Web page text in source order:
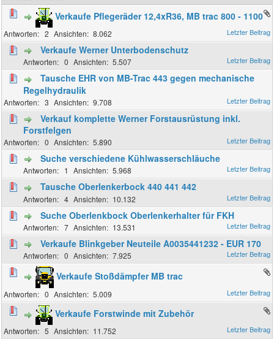
Verkaufe Pflegeräder 12,4xR36, MB trac 800 - 1100
2 8.062
Verkaufe Werner Unterbodenschutz
0 5.507
Tausche EHR von MB-Trac 443 gegen mechanische
Regelhydraulik
3 9.708
Verkauf komplette Werner Forstausrüstung inkl.
Forstfelgen
0 5.890
Suche verschiedene Kühlwasserschläuche
1 5.968
Tausche Oberlenkerbock 440 441 442
4 10.132
Suche Oberlenkbock Oberlenkerhalter für FKH
7 13.531
Verkaufe Blinkgeber Neuteile A0035441232 - EUR 170
0 7.925
Verkaufe Stoßdämpfer MB trac
0 5.009
Verkaufe Forstwinde mit Zubehör
5 11.752